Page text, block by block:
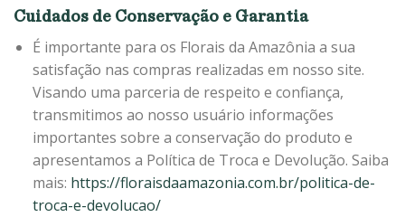
Cuidados de Conservação e Garantia
É importante para os Florais da Amazônia a sua
satisfação nas compras realizadas em nosso site.
Visando uma parceria de respeito e confiança,
transmitimos ao nosso usuário informações
importantes sobre a conservação do produto e
apresentamos a Política de Troca e Devolução. Saiba
mais: https://floraisdaamazonia.com.br/politica-de-
troca-e-devolucao/